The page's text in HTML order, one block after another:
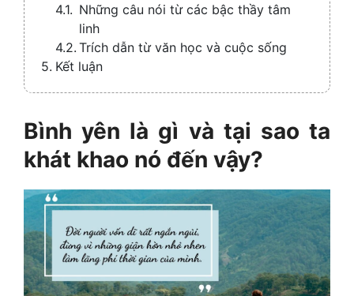
Những câu nói từ các bậc thầy tâm
linh
Trích dẫn từ văn học và cuộc sống
Kết luận
Bình yên là gì và tại sao ta
khát khao nó đến vậy?